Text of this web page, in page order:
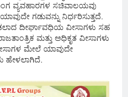
ವ್ಯವಹಾರಗಳ ಸಚಿವಾಲಯವು
ಗಡುವನ್ನು ನಿರ್ಧರಿಸುತ್ತದೆ.
ದೀರ್ಘಾವಧಿಯ ವೀಸಾಗಳು ಸಹ
ಮತ್ತು ಅಧಿಕೃತ ವೀಸಾಗಳು
ಮೇಲೆ ಯಾವುದೇ
ಹೇಳಲಾಗಿದೆ.